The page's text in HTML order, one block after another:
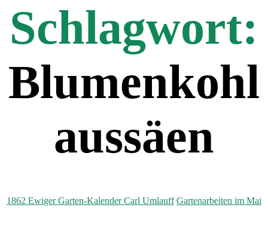
Schlagwort:
Blumenkohl
aussäen
Kategorien
1862 Ewiger Garten-Kalender Carl Umlauff Gartenarbeiten im Mai